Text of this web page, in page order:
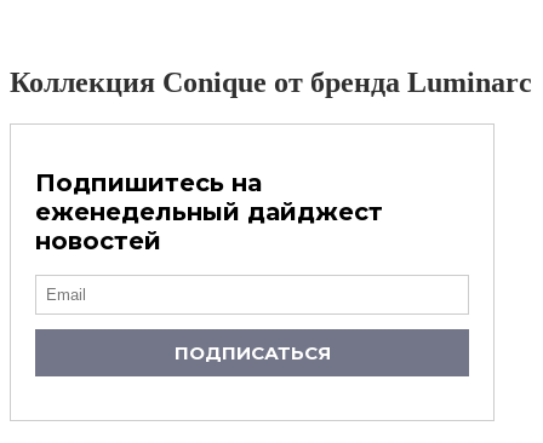
Коллекция Conique от бренда Luminarc
Подпишитесь на
еженедельный дайджест
новостей
ПОДПИСАТЬСЯ